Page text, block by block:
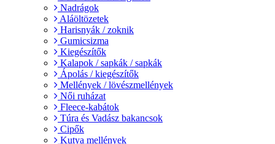
Nadrágok
Aláöltözetek
Harisnyák / zoknik
Gumicsizma
Kiegészítők
Kalapok / sapkák / sapkák
Ápolás / kiegészítők
Mellények / lövészmellények
Női ruházat
Fleece-kabátok
Túra és Vadász bakancsok
Cipők
Kutya mellények